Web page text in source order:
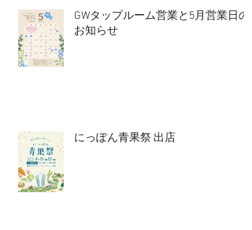
GWタップルーム営業と5月営業日の
お知らせ
にっぽん青果祭 出店